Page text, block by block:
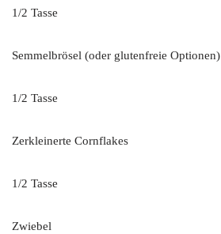
1/2 Tasse
Semmelbrösel (oder glutenfreie Optionen)
1/2 Tasse
Zerkleinerte Cornflakes
1/2 Tasse
Zwiebel